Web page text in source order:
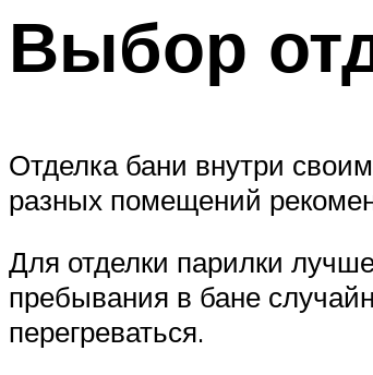
Выбор
Отделка бани внутри
разных помещений
Для отделки парилки
пребывания в бане
перегреваться.